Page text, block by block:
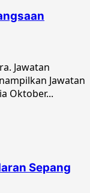
Jawatan
Jawatan
Oktober...
Sepang